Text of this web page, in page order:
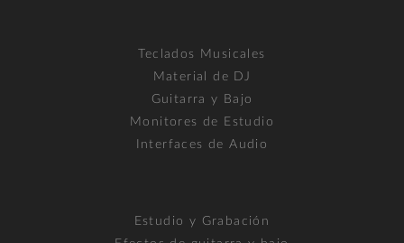
Teclados Musicales
Material de DJ
Guitarra y Bajo
Monitores de Estudio
Interfaces de Audio
Estudio y Grabación